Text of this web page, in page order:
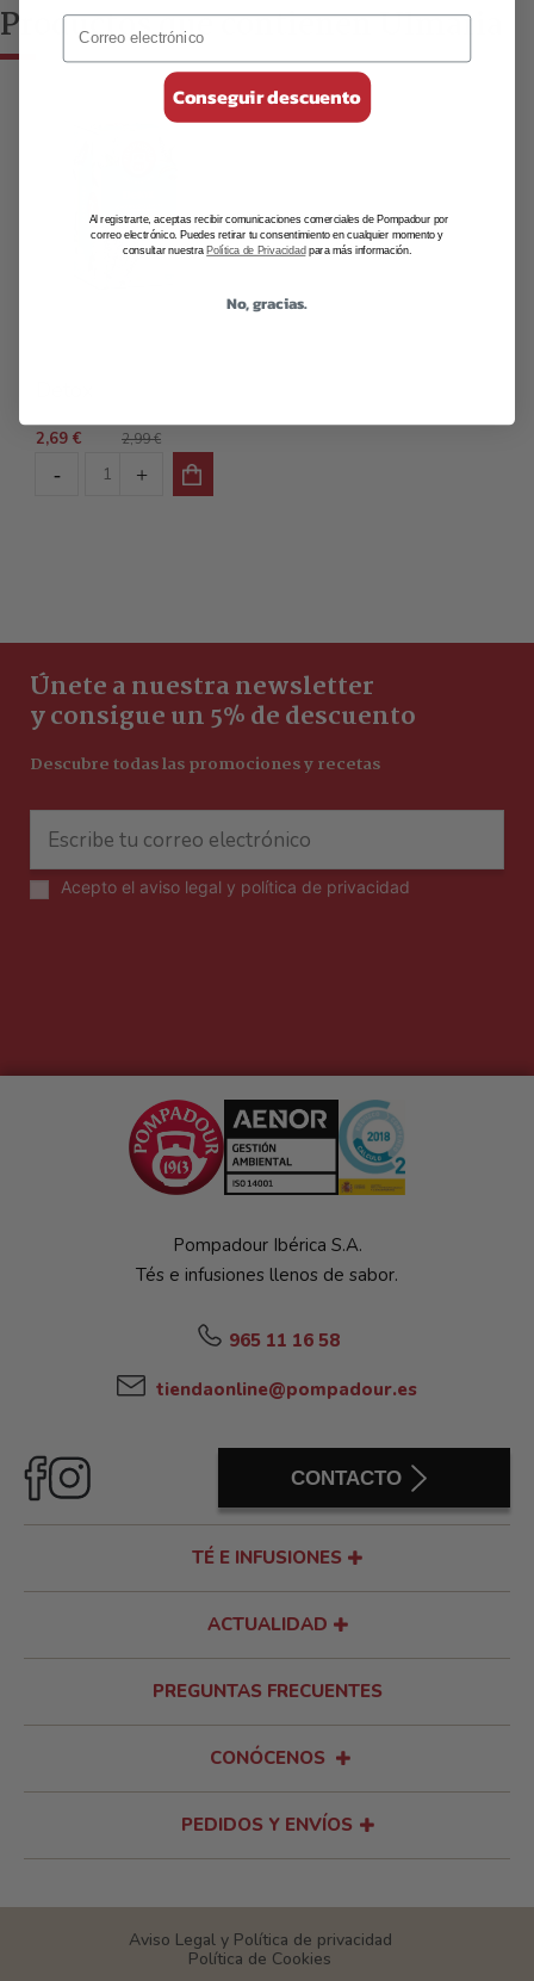
Productos que contienen Ulmaria
2,69 € 2,99 €
Únete a nuestra newsletter
y consigue un 5% de descuento
Descubre todas las promociones y recetas
Acepto el aviso legal y política de privacidad
Pompadour Ibérica S.A.
Tés e infusiones llenos de sabor.
965 11 16 58
tiendaonline@pompadour.es
CONTACTO
TÉ E INFUSIONES
ACTUALIDAD
PREGUNTAS FRECUENTES
CONÓCENOS
PEDIDOS Y ENVÍOS
Aviso Legal y Política de privacidad
Política de Cookies
Conseguir descuento
Al registrarte, aceptas recibir comunicaciones comerciales de Pompadour por
correo electrónico. Puedes retirar tu consentimiento en cualquier momento y
consultar nuestra Política de Privacidad para más información.
No, gracias.